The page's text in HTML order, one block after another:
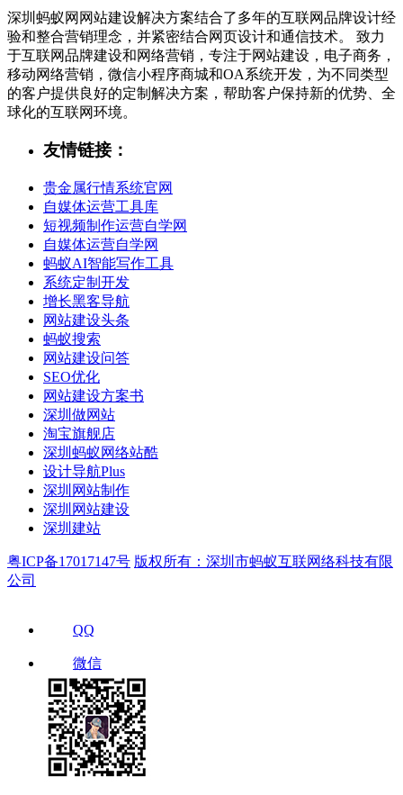
深圳蚂蚁网网站建设解决方案结合了多年的互联网品牌设计经
验和整合营销理念，并紧密结合网页设计和通信技术。 致力
于互联网品牌建设和网络营销，专注于网站建设，电子商务，
移动网络营销，微信小程序商城和OA系统开发，为不同类型
的客户提供良好的定制解决方案，帮助客户保持新的优势、全
球化的互联网环境。
友情链接：
贵金属行情系统官网
自媒体运营工具库
短视频制作运营自学网
自媒体运营自学网
蚂蚁AI智能写作工具
系统定制开发
增长黑客导航
网站建设头条
蚂蚁搜索
网站建设问答
SEO优化
网站建设方案书
深圳做网站
淘宝旗舰店
深圳蚂蚁网络站酷
设计导航Plus
深圳网站制作
深圳网站建设
深圳建站
粤ICP备17017147号 版权所有：深圳市蚂蚁互联网络科技有限
公司
QQ
微信